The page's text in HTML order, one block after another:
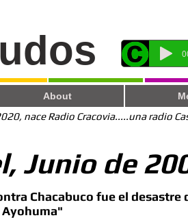
About
nace Radio Cracovia.....una radio
Junio de
Chacabuco fue el desastre
Ayohuma"